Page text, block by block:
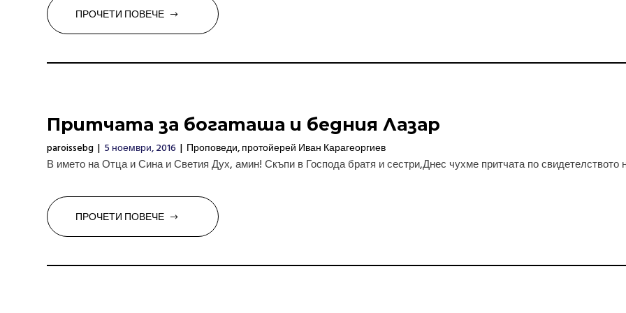
ПРОЧЕТИ ПОВЕЧЕ
Притчата за богаташа и бедния Лазар
paroissebg | 5 ноември, 2016 | Проповеди, протойерей Иван Карагеоргиев
В името на Отца и Сина и Светия Дух, амин! Скъпи в Господа братя и сестри,Днес чухме притчата по свидетелството
ПРОЧЕТИ ПОВЕЧЕ